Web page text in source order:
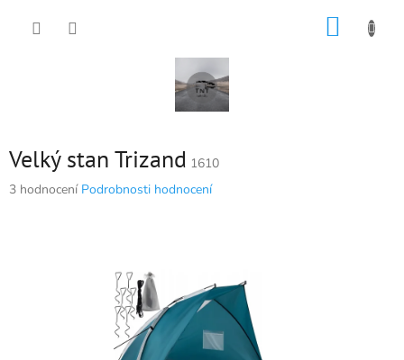
Velký stan Trizand 1610
Průměrné
3 hodnocení Podrobnosti hodnocení